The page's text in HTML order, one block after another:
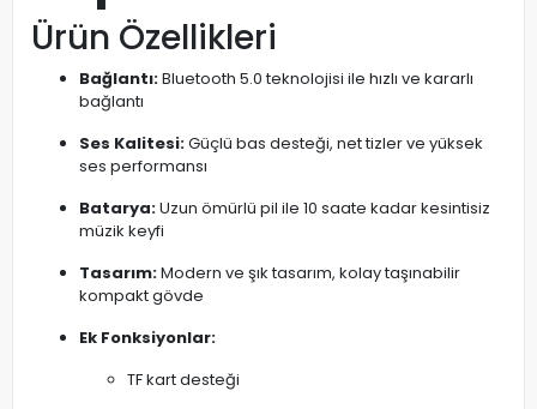
Ürün Özellikleri
Bağlantı:Bluetooth 5.0 teknolojisi ile hızlı ve kararlı
bağlantı
Ses Kalitesi:Güçlü bas desteği, net tizler ve yüksek
ses performansı
Batarya:Uzun ömürlü pil ile 10 saate kadar kesintisiz
müzik keyfi
Tasarım:Modern ve şık tasarım, kolay taşınabilir
kompakt gövde
Ek Fonksiyonlar:
TF kart desteği